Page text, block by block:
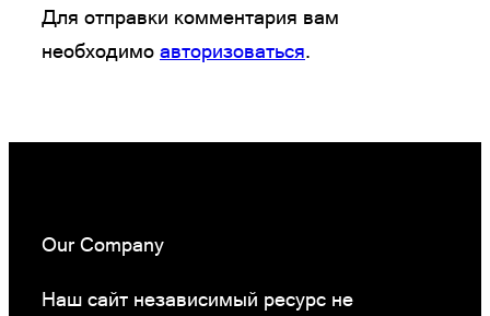
Для отправки комментария вам
необходимо авторизоваться.
Our Company
Наш сайт независимый ресурс не